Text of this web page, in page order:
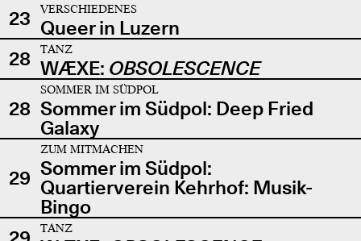
23
VERSCHIEDENES
Queer in Luzern
28
TANZ
WÆXE: OBSOLESCENCE
28
SOMMER IM SÜDPOL
Sommer im Südpol: Deep Fried
Galaxy
29
ZUM MITMACHEN
Sommer im Südpol:
Quartierverein Kehrhof: Musik-
Bingo
TANZ